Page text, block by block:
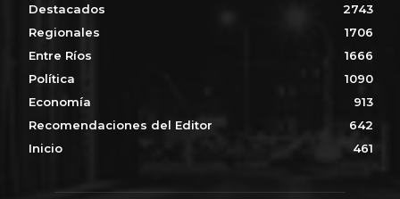
Destacados
2743
Regionales
1706
Entre Ríos
1666
Política
1090
Economía
913
Recomendaciones del Editor
642
Inicio
461